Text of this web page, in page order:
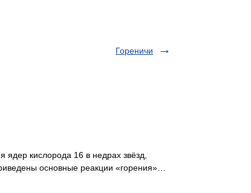
Гореничи
ядер кислорода 16 в недрах звёзд
основные реакции «горения»…